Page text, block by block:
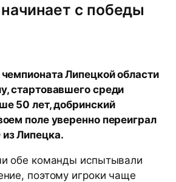
с победы
Липецкой области
стартовавшего среди
50 лет, добринский
поле уверенно переиграл
Липецка.
обе команды испытывали
поэтому игроки чаще